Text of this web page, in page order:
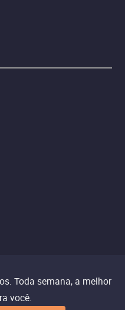
Toda semana, a melhor
você.